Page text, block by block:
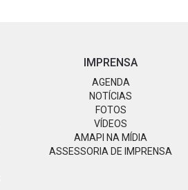
IMPRENSA
AGENDA
NOTÍCIAS
FOTOS
VÍDEOS
AMAPI NA MÍDIA
ASSESSORIA DE IMPRENSA